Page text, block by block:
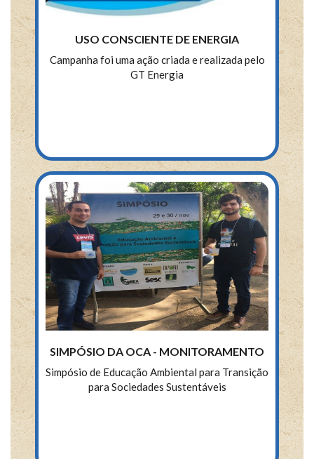
USO CONSCIENTE DE ENERGIA
Campanha foi uma ação criada e realizada pelo
GT Energia
SIMPÓSIO DA OCA - MONITORAMENTO
Simpósio de Educação Ambiental para Transição
para Sociedades Sustentáveis